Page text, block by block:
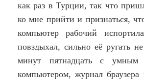
как раз в Турции, так что
ко мне прийти и признаться,
компьютер рабочий
повздыхал, сильно её ругать
минут пятнадцать с
компьютером, журнал браузера